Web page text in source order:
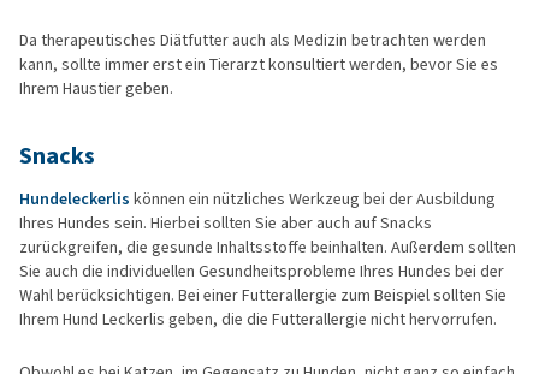
Da therapeutisches Diätfutter auch als Medizin betrachten werden
kann, sollte immer erst ein Tierarzt konsultiert werden, bevor Sie es
Ihrem Haustier geben.
Snacks
Hundeleckerlis können ein nützliches Werkzeug bei der Ausbildung
Ihres Hundes sein. Hierbei sollten Sie aber auch auf Snacks
zurückgreifen, die gesunde Inhaltsstoffe beinhalten. Außerdem sollten
Sie auch die individuellen Gesundheitsprobleme Ihres Hundes bei der
Wahl berücksichtigen. Bei einer Futterallergie zum Beispiel sollten Sie
Ihrem Hund Leckerlis geben, die die Futterallergie nicht hervorrufen.